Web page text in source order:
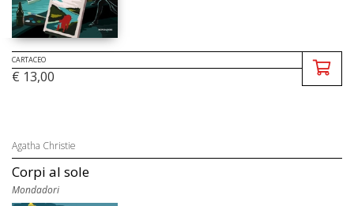
CARTACEO
€ 13,00
Agatha Christie
Corpi al sole
Mondadori